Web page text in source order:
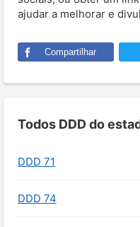
ajudar a melhorar e
Compartilhar
Todos DDD do
DDD 71
DDD 74